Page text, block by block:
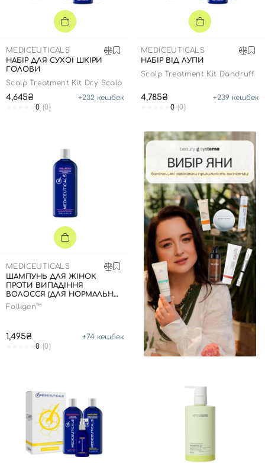
MEDICEUTICALS
НАБІР ДЛЯ СУХОЇ ШКІРИ
ГОЛОВИ
Scalp Treatment Kit Dry Scalp
4,645₴ +232 кешбек
0 (0)
MEDICEUTICALS
НАБІР ВІД ЛУПИ
Scalp Treatment Kit Dandruff
4,785₴ +239 кешбек
0 (0)
MEDICEUTICALS
ШАМПУНЬ ДЛЯ ЖІНОК
ПРОТИ ВИПАДІННЯ
ВОЛОССЯ (ДЛЯ НОРМАЛЬНОЇ
/ СХИЛЬНОЇ ДО ЖИРНОСТІ
ШКІРИ ГОЛОВИ), 250 МЛ
Folligen™
1,495₴ +74 кешбек
0 (0)